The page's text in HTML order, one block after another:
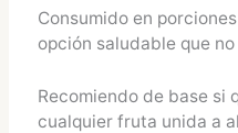
Consumido en
opción saludable que
Recomiendo de base si
cualquier fruta unida a